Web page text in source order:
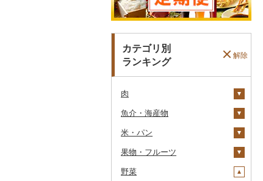
カテゴリ別
ランキング
解除
肉
牛肉（精肉）
ステーキ
すき焼き
牛肉（加工品）
ハンバーグ
豚肉（精肉）
豚肉（加工品）
魚介・海産物
カニ
ズワイガニ
エビ
いくら
米・パン
米
雑穀
果物・フルーツ
ぶどう・マスカット
野菜